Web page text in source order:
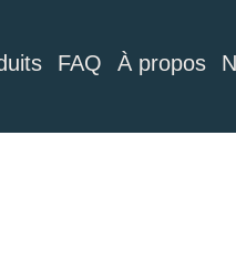
FAQ À propos